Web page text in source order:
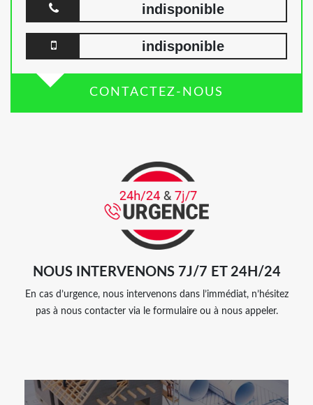
indisponible
indisponible
CONTACTEZ-NOUS
NOUS INTERVENONS 7J/7 ET 24H/24
En cas d’urgence, nous intervenons dans l’immédiat, n’hésitez
pas à nous contacter via le formulaire ou à nous appeler.